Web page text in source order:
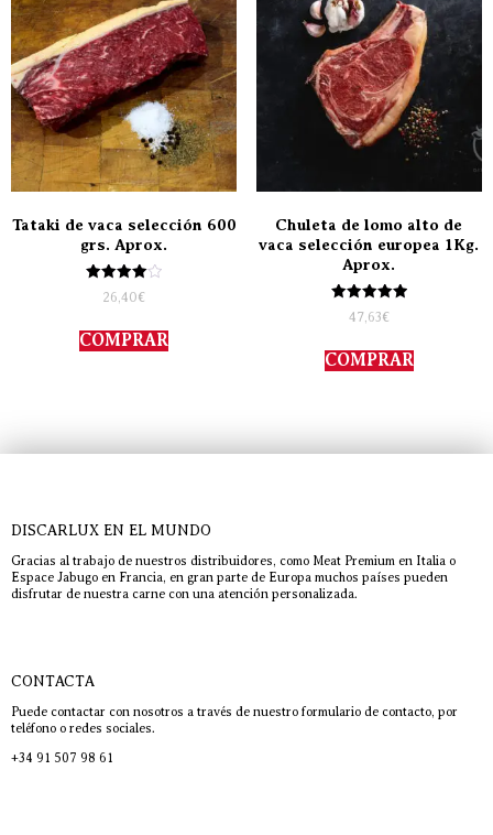
Tataki de vaca selección 600
grs. Aprox.
Valorado
con
de 5
26,40€
COMPRAR
Chuleta de lomo alto de
vaca selección europea 1Kg.
Aprox.
Valorado
con
de 5
47,63€
COMPRAR
DISCARLUX EN EL MUNDO
Gracias al trabajo de nuestros distribuidores, como Meat Premium en Italia o
Espace Jabugo en Francia, en gran parte de Europa muchos países pueden
disfrutar de nuestra carne con una atención personalizada.
CONTACTA
Puede contactar con nosotros a través de nuestro formulario de contacto, por
teléfono o redes sociales.
+34 91 507 98 61